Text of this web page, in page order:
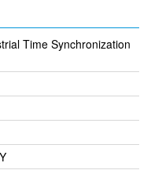
Time Synchronization